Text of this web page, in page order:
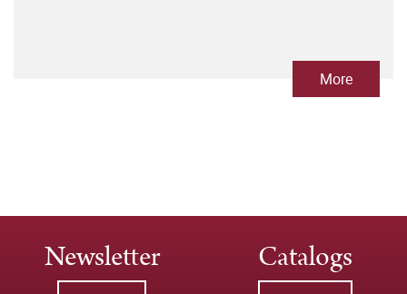
More
Newsletter Catalogs